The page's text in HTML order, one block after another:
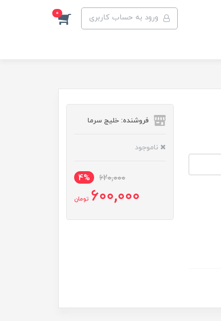
ورود به حساب کاربری 0
فروشنده: خلیج سرما
ناموجود
620,000
4%
600,000 تومان